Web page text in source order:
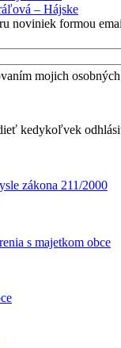
– Hájske
noviniek formou
mojich
kedykoľvek
zákona 211/2000
s majetkom obce